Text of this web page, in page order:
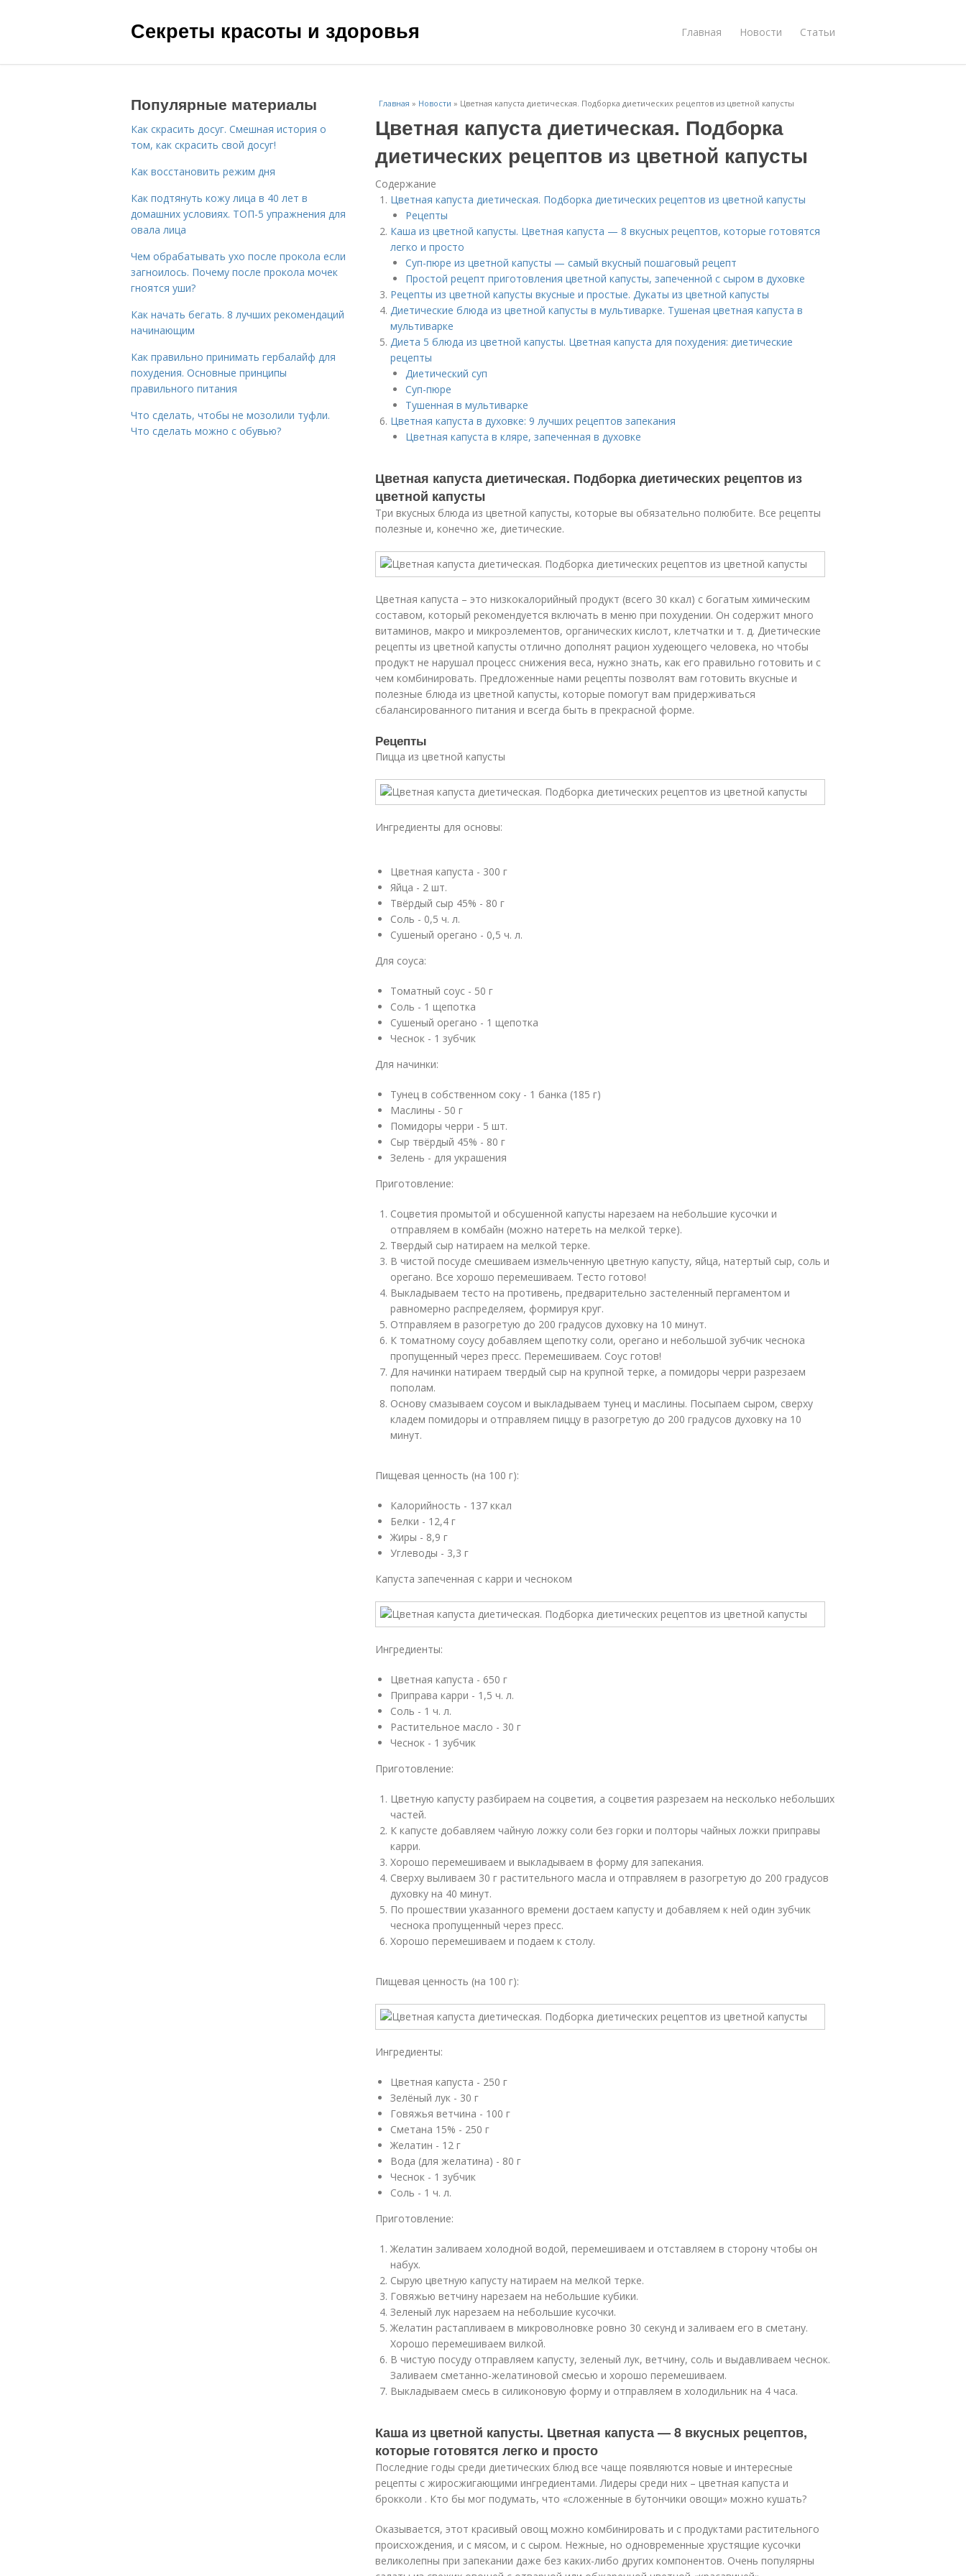
Секреты красоты и здоровья Главная Новости Статьи
Главная » Новости » Цветная капуста диетическая. Подборка диетических рецептов из цветной капусты
Цветная капуста диетическая. Подборка
диетических рецептов из цветной капусты
Содержание
Цветная капуста диетическая. Подборка диетических рецептов из цветной капусты
Рецепты
Каша из цветной капусты. Цветная капуста — 8 вкусных рецептов, которые готовятся
легко и просто
Суп-пюре из цветной капусты — самый вкусный пошаговый рецепт
Простой рецепт приготовления цветной капусты, запеченной с сыром в духовке
Рецепты из цветной капусты вкусные и простые. Дукаты из цветной капусты
Диетические блюда из цветной капусты в мультиварке. Тушеная цветная капуста в
мультиварке
Диета 5 блюда из цветной капусты. Цветная капуста для похудения: диетические
рецепты
Диетический суп
Суп-пюре
Тушенная в мультиварке
Цветная капуста в духовке: 9 лучших рецептов запекания
Цветная капуста в кляре, запеченная в духовке
Цветная капуста диетическая. Подборка диетических рецептов из
цветной капусты
Три вкусных блюда из цветной капусты, которые вы обязательно полюбите. Все рецепты
полезные и, конечно же, диетические.
Цветная капуста – это низкокалорийный продукт (всего 30 ккал) с богатым химическим
составом, который рекомендуется включать в меню при похудении. Он содержит много
витаминов, макро и микроэлементов, органических кислот, клетчатки и т. д. Диетические
рецепты из цветной капусты отлично дополнят рацион худеющего человека, но чтобы
продукт не нарушал процесс снижения веса, нужно знать, как его правильно готовить и с
чем комбинировать. Предложенные нами рецепты позволят вам готовить вкусные и
полезные блюда из цветной капусты, которые помогут вам придерживаться
сбалансированного питания и всегда быть в прекрасной форме.
Рецепты
Пицца из цветной капусты
Ингредиенты для основы:
Цветная капуста - 300 г
Яйца - 2 шт.
Твёрдый сыр 45% - 80 г
Соль - 0,5 ч. л.
Сушеный орегано - 0,5 ч. л.
Для соуса:
Томатный соус - 50 г
Соль - 1 щепотка
Сушеный орегано - 1 щепотка
Чеснок - 1 зубчик
Для начинки:
Тунец в собственном соку - 1 банка (185 г)
Маслины - 50 г
Помидоры черри - 5 шт.
Сыр твёрдый 45% - 80 г
Зелень - для украшения
Приготовление:
Соцветия промытой и обсушенной капусты нарезаем на небольшие кусочки и
отправляем в комбайн (можно натереть на мелкой терке).
Твердый сыр натираем на мелкой терке.
В чистой посуде смешиваем измельченную цветную капусту, яйца, натертый сыр, соль и
орегано. Все хорошо перемешиваем. Тесто готово!
Выкладываем тесто на противень, предварительно застеленный пергаментом и
равномерно распределяем, формируя круг.
Отправляем в разогретую до 200 градусов духовку на 10 минут.
К томатному соусу добавляем щепотку соли, орегано и небольшой зубчик чеснока
пропущенный через пресс. Перемешиваем. Соус готов!
Для начинки натираем твердый сыр на крупной терке, а помидоры черри разрезаем
пополам.
Основу смазываем соусом и выкладываем тунец и маслины. Посыпаем сыром, сверху
кладем помидоры и отправляем пиццу в разогретую до 200 градусов духовку на 10
минут.
Пищевая ценность (на 100 г):
Калорийность - 137 ккал
Белки - 12,4 г
Жиры - 8,9 г
Углеводы - 3,3 г
Капуста запеченная с карри и чесноком
Ингредиенты:
Цветная капуста - 650 г
Приправа карри - 1,5 ч. л.
Соль - 1 ч. л.
Растительное масло - 30 г
Чеснок - 1 зубчик
Приготовление:
Цветную капусту разбираем на соцветия, а соцветия разрезаем на несколько небольших
частей.
К капусте добавляем чайную ложку соли без горки и полторы чайных ложки приправы
карри.
Хорошо перемешиваем и выкладываем в форму для запекания.
Сверху выливаем 30 г растительного масла и отправляем в разогретую до 200 градусов
духовку на 40 минут.
По прошествии указанного времени достаем капусту и добавляем к ней один зубчик
чеснока пропущенный через пресс.
Хорошо перемешиваем и подаем к столу.
Пищевая ценность (на 100 г):
Ингредиенты:
Цветная капуста - 250 г
Зелёный лук - 30 г
Говяжья ветчина - 100 г
Сметана 15% - 250 г
Желатин - 12 г
Вода (для желатина) - 80 г
Чеснок - 1 зубчик
Соль - 1 ч. л.
Приготовление:
Желатин заливаем холодной водой, перемешиваем и отставляем в сторону чтобы он
набух.
Сырую цветную капусту натираем на мелкой терке.
Говяжью ветчину нарезаем на небольшие кубики.
Зеленый лук нарезаем на небольшие кусочки.
Желатин растапливаем в микроволновке ровно 30 секунд и заливаем его в сметану.
Хорошо перемешиваем вилкой.
В чистую посуду отправляем капусту, зеленый лук, ветчину, соль и выдавливаем чеснок.
Заливаем сметанно-желатиновой смесью и хорошо перемешиваем.
Выкладываем смесь в силиконовую форму и отправляем в холодильник на 4 часа.
Каша из цветной капусты. Цветная капуста — 8 вкусных рецептов,
которые готовятся легко и просто
Последние годы среди диетических блюд все чаще появляются новые и интересные
рецепты с жиросжигающими ингредиентами. Лидеры среди них – цветная капуста и
брокколи . Кто бы мог подумать, что «сложенные в бутончики овощи» можно кушать?
Оказывается, этот красивый овощ можно комбинировать и с продуктами растительного
происхождения, и с мясом, и с сыром. Нежные, но одновременные хрустящие кусочки
великолепны при запекании даже без каких-либо других компонентов. Очень популярны
Популярные материалы
Как скрасить досуг. Смешная история о
том, как скрасить свой досуг!
Как восстановить режим дня
Как подтянуть кожу лица в 40 лет в
домашних условиях. ТОП-5 упражнения для
овала лица
Чем обрабатывать ухо после прокола если
загноилось. Почему после прокола мочек
гноятся уши?
Как начать бегать. 8 лучших рекомендаций
начинающим
Как правильно принимать гербалайф для
похудения. Основные принципы
правильного питания
Что сделать, чтобы не мозолили туфли.
Что сделать можно с обувью?